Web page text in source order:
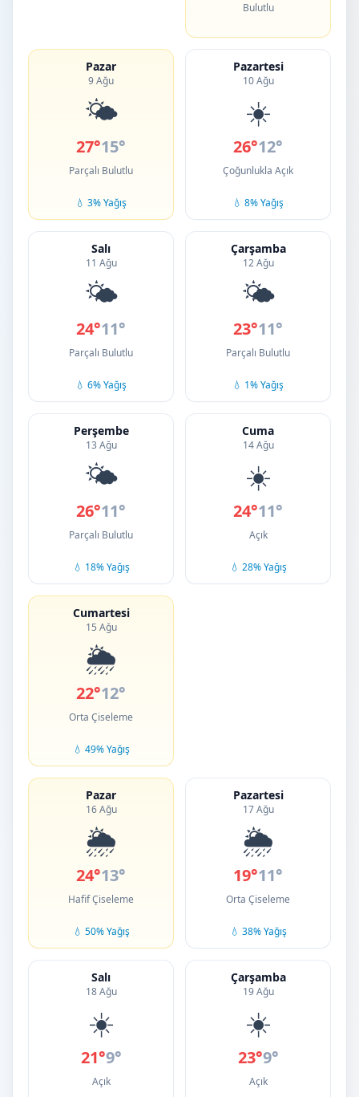
Bulutlu
Pazar
9 Ağu
🌤️
27°15°
Parçalı Bulutlu
💧 3% Yağış
Pazartesi
10 Ağu
☀️
26°12°
Çoğunlukla Açık
💧 8% Yağış
Salı
11 Ağu
🌤️
24°11°
Parçalı Bulutlu
💧 6% Yağış
Çarşamba
12 Ağu
🌤️
23°11°
Parçalı Bulutlu
💧 1% Yağış
Perşembe
13 Ağu
🌤️
26°11°
Parçalı Bulutlu
💧 18% Yağış
Cuma
14 Ağu
☀️
24°11°
Açık
💧 28% Yağış
Cumartesi
15 Ağu
🌦️
22°12°
Orta Çiseleme
💧 49% Yağış
Pazar
16 Ağu
🌦️
24°13°
Hafif Çiseleme
💧 50% Yağış
Pazartesi
17 Ağu
🌦️
19°11°
Orta Çiseleme
💧 38% Yağış
Salı
18 Ağu
☀️
21°9°
Açık
Çarşamba
19 Ağu
☀️
23°9°
Açık